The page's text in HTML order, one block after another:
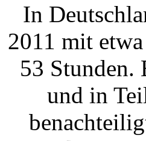
In
2011 mit
53 Stunden.
und in